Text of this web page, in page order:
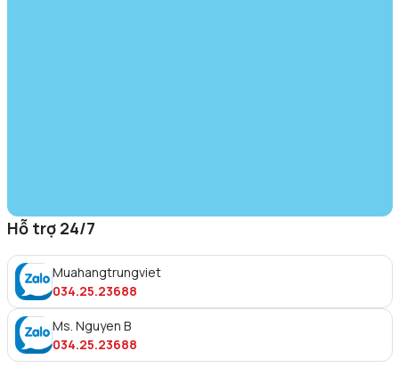
Hỗ trợ 24/7
Muahangtrungviet
034.25.23688
Ms. Nguyen B
034.25.23688